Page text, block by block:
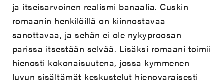
ja itseisarvoinen realismi banaalia. Cuskin
romaanin henkilöillä on kiinnostavaa
sanottavaa, ja sehän ei ole nykyproosan
parissa itsestään selvää. Lisäksi romaani toimii
hienosti kokonaisuutena, jossa kymmenen
luvun sisältämät keskustelut hienovaraisesti